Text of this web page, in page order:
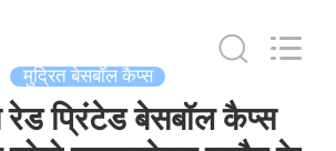
मुद्रित बेसबॉल कैप्स
प्रिंटेड बेसबॉल कैप्स